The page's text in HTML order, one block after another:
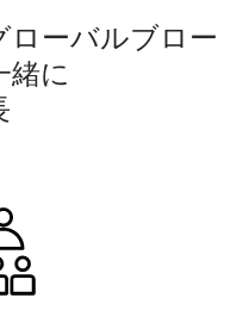
ーバルブロー
緒に